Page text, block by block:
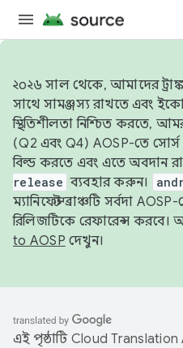
২০২৬ সাল থেকে, আমাদের
সাথে সামঞ্জস্য রাখতে এবং
স্থিতিশীলতা নিশ্চিত করতে,
(Q2 এবং Q4) AOSP-তে
বিল্ড করতে এবং এতে অবদান
release ব্যবহার করুন।
ম্যানিফেস্ট ব্রাঞ্চটি সর্বদা
রিলিজটিকে রেফারেন্স
to AOSP দেখুন।
এই পৃষ্ঠাটি Cloud Translation